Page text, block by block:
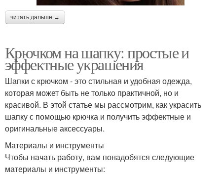
читать дальше →
Крючком на шапку: простые и
эффектные украшения
Шапки с крючком - это стильная и удобная одежда,
которая может быть не только практичной, но и
красивой. В этой статье мы рассмотрим, как украсить
шапку с помощью крючка и получить эффектные и
оригинальные аксессуары.
Материалы и инструменты
Чтобы начать работу, вам понадобятся следующие
материалы и инструменты: